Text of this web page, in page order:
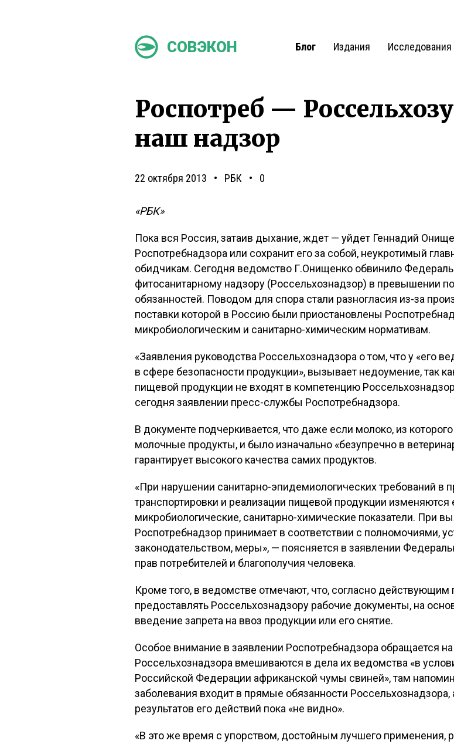
СОВЭКОН Блог Издания Исследования
Роспотреб —
наш надзор
22 октября 2013 РБК 0
«РБК»
Пока вся Россия, затаив дыхание, ждет — уйдет Геннадий
Роспотребнадзора или сохранит его за собой, неукротимый
обидчикам. Сегодня ведомство Г.Онищенко обвинило
фитосанитарному надзору (Россельхознадзор) в превышении
обязанностей. Поводом для спора стали разногласия из-за
поставки которой в Россию были приостановлены
микробиологическим и санитарно-химическим нормативам.
«Заявления руководства Россельхознадзора о том, что у «его
в сфере безопасности продукции», вызывает недоумение, так
пищевой продукции не входят в компетенцию
сегодня заявлении пресс-службы Роспотребнадзора.
В документе подчеркивается, что даже если молоко, из
молочные продукты, и было изначально «безупречно в
гарантирует высокого качества самих продуктов.
«При нарушении санитарно-эпидемиологических требований в
транспортировки и реализации пищевой продукции изменяются
микробиологические, санитарно-химические показатели. При
Роспотребнадзор принимает в соответствии с полномочиями,
законодательством, меры», — поясняется в заявлении
прав потребителей и благополучия человека.
Кроме того, в ведомстве отмечают, что, согласно действующим
предоставлять Россельхознадзору рабочие документы, на
введение запрета на ввоз продукции или его снятие.
Особое внимание в заявлении Роспотребнадзора обращается на
Россельхознадзора вмешиваются в дела их ведомства «в
Российской Федерации африканской чумы свиней», там
заболевания входит в прямые обязанности
результатов его действий пока «не видно».
«В это же время с упорством, достойным лучшего применения,